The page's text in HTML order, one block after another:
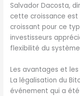
Salvador Dacosta,
cette croissance
croissant pour ce
investisseurs
flexibilité du système
Les avantages et
La légalisation du
événement qui a